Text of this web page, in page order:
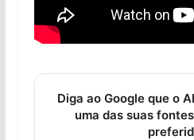
Diga ao Google que o
uma das suas